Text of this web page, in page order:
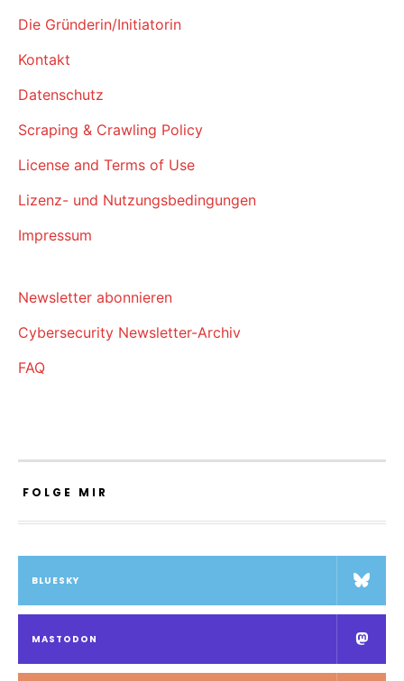
Die Gründerin/Initiatorin
Kontakt
Datenschutz
Scraping & Crawling Policy
License and Terms of Use
Lizenz- und Nutzungsbedingungen
Impressum
Newsletter abonnieren
Cybersecurity Newsletter-Archiv
FAQ
FOLGE MIR
BLUESKY
MASTODON